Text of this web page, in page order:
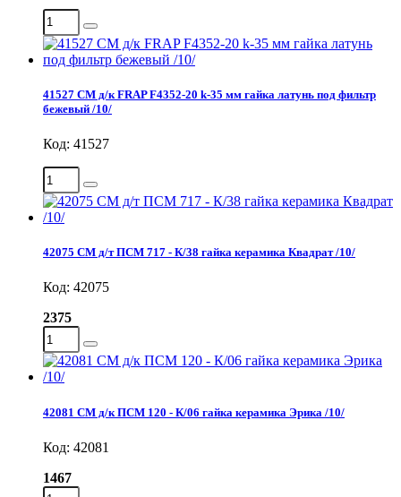
41527 СМ д/к FRAP F4352-20 k-35 мм гайка латунь под фильтр
бежевый /10/
Код: 41527
42075 СМ д/т ПСМ 717 - К/38 гайка керамика Квадрат /10/
Код: 42075
2375
42081 СМ д/к ПСМ 120 - К/06 гайка керамика Эрика /10/
Код: 42081
1467